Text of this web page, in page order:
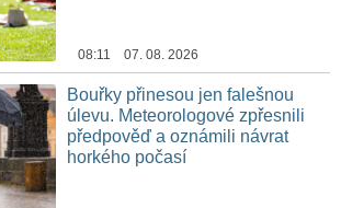
08:11 07. 08. 2026
Bouřky přinesou jen falešnou
úlevu. Meteorologové zpřesnili
předpověď a oznámili návrat
horkého počasí